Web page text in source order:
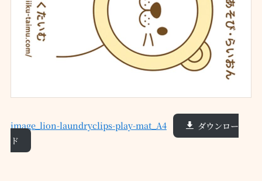
image_lion-laundryclips-play-mat_A4
ダウンロー
ド